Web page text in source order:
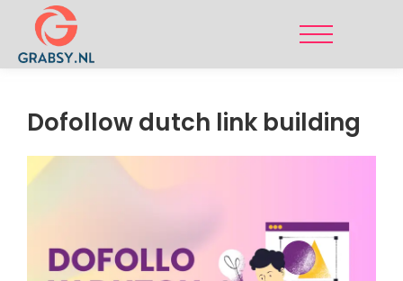
Dofollow dutch link building